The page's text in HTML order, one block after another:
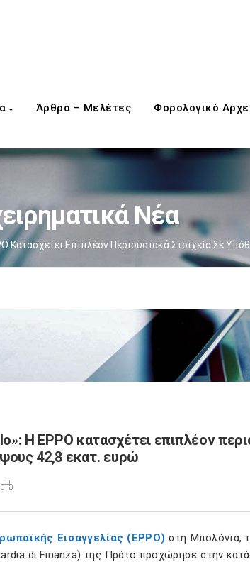
Άρθρα – Μελέτες Φορολογικό
Νέα
Κατασχέτει Επιπλέον Περιουσιακά Στοιχεία Σε
Η EPPO κατασχέτει επιπλέον
42,8 εκατ. ευρώ
Εισαγγελίας (EPPO) στη Μπολόνια,
di Finanza) της Πράτο προχώρησε στην